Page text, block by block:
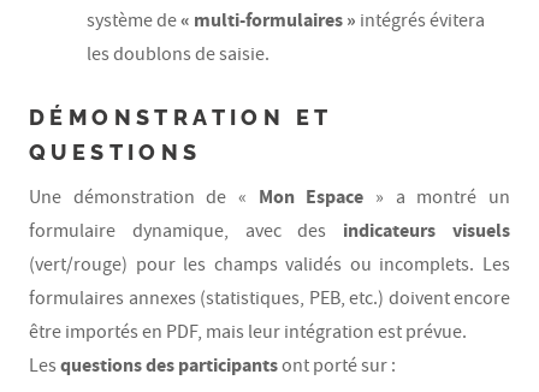
système de« multi-formulaires » intégrés évitera
les doublons de saisie.
DÉMONSTRATION ET
QUESTIONS
Une démonstration de « Mon Espace » a montré un
formulaire dynamique, avec des indicateurs visuels
(vert/rouge) pour les champs validés ou incomplets. Les
formulaires annexes (statistiques, PEB, etc.) doivent encore
être importés en PDF, mais leur intégration est prévue.
Lesquestions des participantsont porté sur :